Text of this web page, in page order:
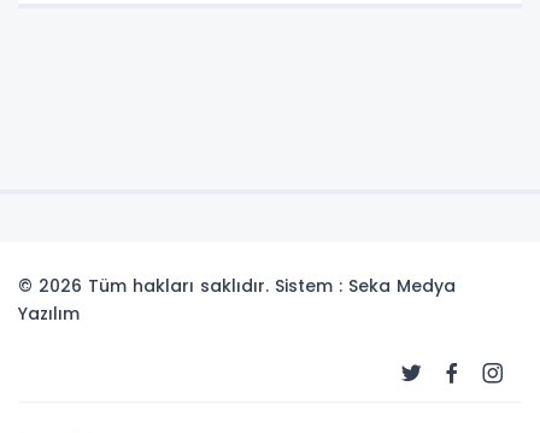
© 2026 Tüm hakları saklıdır. Sistem : Seka Medya
Yazılım